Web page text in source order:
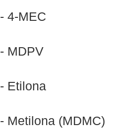
- 4-MEC
- MDPV
- Etilona
- Metilona (MDMC)